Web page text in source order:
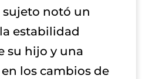
notó un
estabilidad
su hijo y una
los cambios de